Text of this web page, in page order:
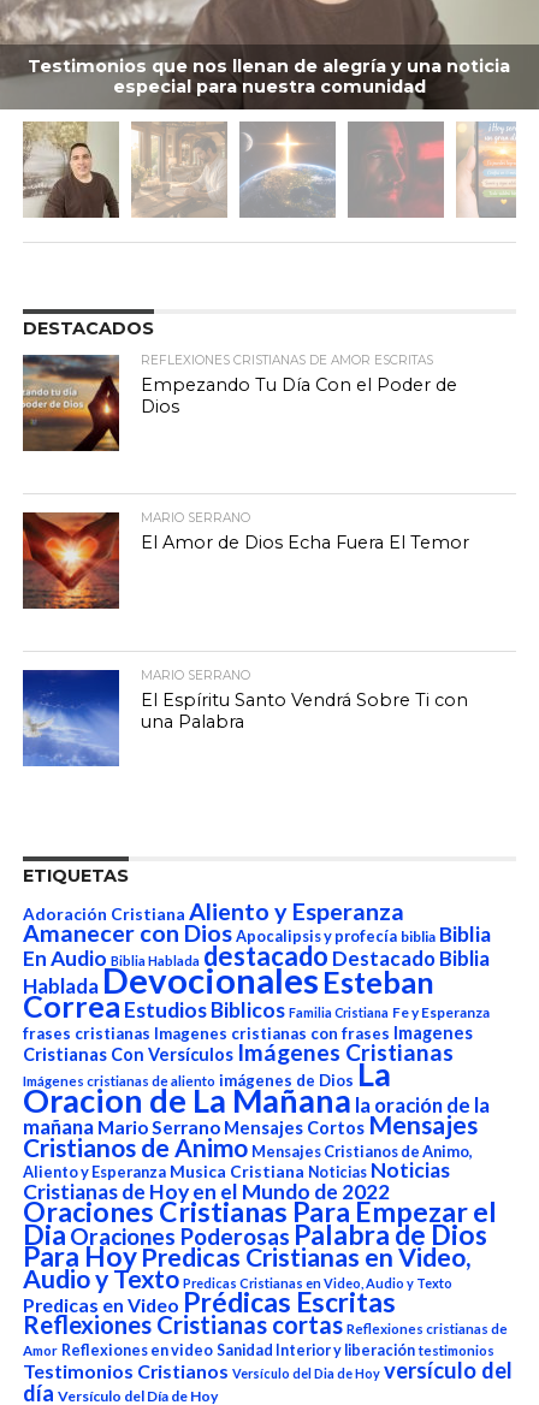
Testimonios que nos llenan de alegría y una noticia
especial para nuestra comunidad
DESTACADOS
REFLEXIONES CRISTIANAS DE AMOR ESCRITAS
Empezando Tu Día Con el Poder de
Dios
MARIO SERRANO
El Amor de Dios Echa Fuera El Temor
MARIO SERRANO
El Espíritu Santo Vendrá Sobre Ti con
una Palabra
ETIQUETAS
Adoración Cristiana Aliento y Esperanza
Amanecer con Dios Apocalipsis y profecía biblia Biblia
En Audio Biblia Hablada destacado Destacado Biblia
HabladaDevocionalesEsteban
Correa Estudios Biblicos Familia Cristiana Fe y Esperanza
frases cristianas Imagenes cristianas con frases Imagenes
Cristianas Con Versículos Imágenes Cristianas
Imágenes cristianas de aliento imágenes de Dios La
Oracion de La Mañana la oración de la
mañana Mario Serrano Mensajes Cortos Mensajes
Cristianos de Animo Mensajes Cristianos de Animo,
Aliento y Esperanza Musica Cristiana Noticias Noticias
Cristianas de Hoy en el Mundo de 2022
Oraciones Cristianas Para Empezar el
Dia Oraciones Poderosas Palabra de Dios
Para Hoy Predicas Cristianas en Video,
Audio y Texto Predicas Cristianas en Video, Audio y Texto
Predicas en Video Prédicas Escritas
Reflexiones Cristianas cortas Reflexiones cristianas de
Amor Reflexiones en video Sanidad Interior y liberación testimonios
Testimonios Cristianos Versículo del Dia de Hoy versículo del
día Versículo del Día de Hoy